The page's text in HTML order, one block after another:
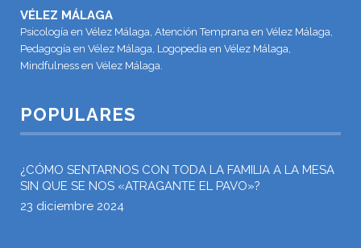
VÉLEZ MÁLAGA
Psicología en Vélez Málaga, Atención Temprana en Vélez Málaga,
Pedagogía en Vélez Málaga, Logopedia en Vélez Málaga,
Mindfulness en Vélez Málaga.
POPULARES
¿CÓMO SENTARNOS CON TODA LA FAMILIA A LA MESA
SIN QUE SE NOS «ATRAGANTE EL PAVO»?
23 diciembre 2024